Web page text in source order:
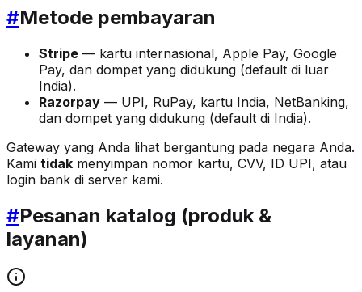
#Metode pembayaran
Stripe — kartu internasional, Apple Pay, Google
Pay, dan dompet yang didukung (default di luar
India).
Razorpay — UPI, RuPay, kartu India, NetBanking,
dan dompet yang didukung (default di India).
Gateway yang Anda lihat bergantung pada negara Anda.
Kami tidak menyimpan nomor kartu, CVV, ID UPI, atau
login bank di server kami.
#Pesanan katalog (produk &
layanan)